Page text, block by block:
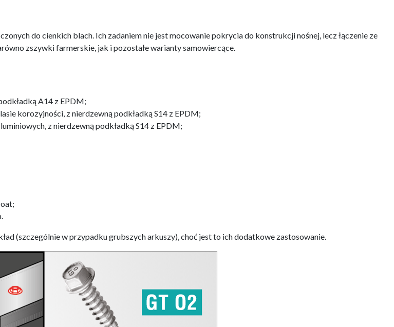
do cienkich blach. Ich zadaniem nie jest mocowanie pokrycia do konstrukcji nośnej, lecz łączenie ze
zszywki farmerskie, jak i pozostałe warianty samowiercące.
A14 z EPDM;
korozyjności, z nierdzewną podkładką S14 z EPDM;
z nierdzewną podkładką S14 z EPDM;
(szczególnie w przypadku grubszych arkuszy), choć jest to ich dodatkowe zastosowanie.